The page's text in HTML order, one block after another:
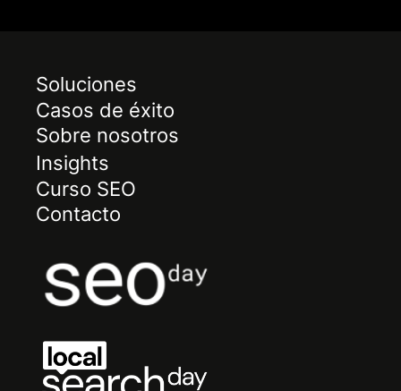
Soluciones
Casos de éxito
Sobre nosotros
Insights
Curso SEO
Contacto